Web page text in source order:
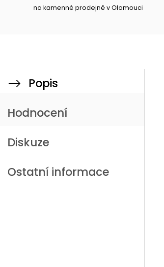
na kamenné prodejně v Olomouci
Popis
Hodnocení
Diskuze
Ostatní informace